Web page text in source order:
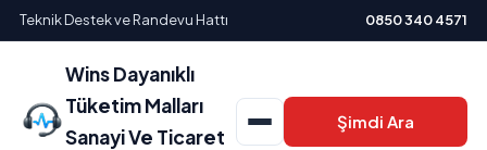
Teknik Destek ve Randevu Hattı 0850 340 4571
Wins Dayanıklı
Tüketim Malları
Sanayi Ve Ticaret
Şimdi Ara